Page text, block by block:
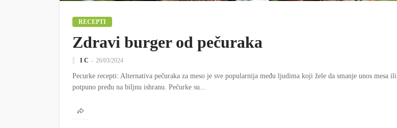
RECEPTI
Zdravi burger od pečuraka
I C 26/03/2024
Pecurke recepti: Alternativa pečuraka za meso je sve popularnija među ljudima koji žele da smanje unos mesa ili
potpuno pređu na biljnu ishranu. Pečurke su...